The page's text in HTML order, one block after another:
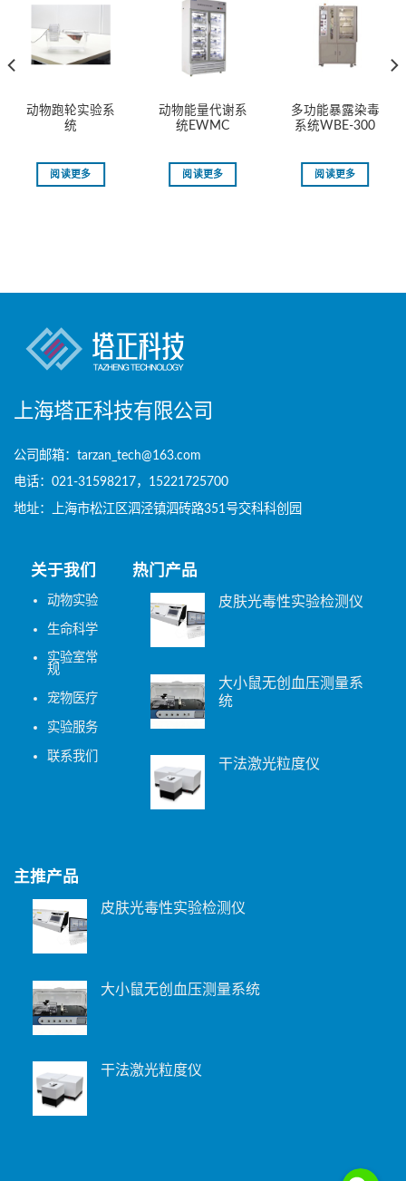
动物跑轮实验系
统
阅读更多
动物能量代谢系
统EWMC
阅读更多
多功能暴露染毒
系统WBE-300
阅读更多
上海塔正科技有限公司
公司邮箱：tarzan_tech@163.com
电话：021-31598217，15221725700
地址：上海市松江区泗泾镇泗砖路351号交科科创园
关于我们
动物实验
生命科学
实验室常
规
宠物医疗
实验服务
联系我们
热门产品
皮肤光毒性实验检测仪
大小鼠无创血压测量系
统
干法激光粒度仪
主推产品
皮肤光毒性实验检测仪
大小鼠无创血压测量系统
干法激光粒度仪
WeChat: